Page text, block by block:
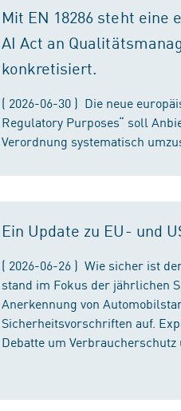
Mit EN 18286 steht eine
AI Act an
konkretisiert.
( 2026-06-30 ) Die neue
Regulatory Purposes“ soll
Verordnung systematisch
Ein Update zu EU- und
( 2026-06-26 ) Wie sicher ist
stand im Fokus der jährlichen
Anerkennung von
Sicherheitsvorschriften auf.
Debatte um